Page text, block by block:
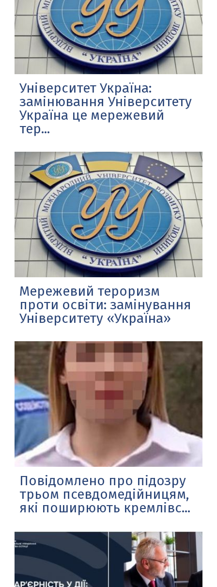
Університет Україна:
замінювання Університету
Україна це мережевий
тер...
Мережевий тероризм
проти освіти: замінування
Університету «Україна»
Повідомлено про підозру
трьом псевдомедійницям,
які поширюють кремлівс...